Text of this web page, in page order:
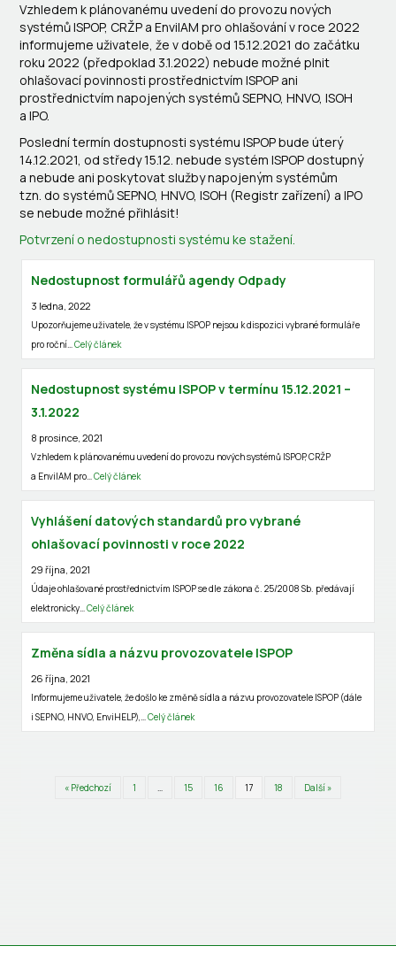
Vzhledem k plánovanému uvedení do provozu nových
systémů ISPOP, CRŽP a EnviIAM pro ohlašování v roce 2022
informujeme uživatele, že v době od 15.12.2021 do začátku
roku 2022 (předpoklad 3.1.2022) nebude možné plnit
ohlašovací povinnosti prostřednictvím ISPOP ani
prostřednictvím napojených systémů SEPNO, HNVO, ISOH
a IPO.
Poslední termín dostupnosti systému ISPOP bude úterý
14.12.2021, od středy 15.12. nebude systém ISPOP dostupný
a nebude ani poskytovat služby napojeným systémům
tzn. do systémů SEPNO, HNVO, ISOH (Registr zařízení) a IPO
se nebude možné přihlásit!
Potvrzení o nedostupnosti systému ke stažení.
Nedostupnost formulářů agendy Odpady
3 ledna, 2022
Upozorňujeme uživatele, že v systému ISPOP nejsou k dispozici vybrané formuláře
pro roční…Celý článek
Nedostupnost systému ISPOP v termínu 15.12.2021 –
3.1.2022
8 prosince, 2021
Vzhledem k plánovanému uvedení do provozu nových systémů ISPOP, CRŽP
a EnviIAM pro…Celý článek
Vyhlášení datových standardů pro vybrané
ohlašovací povinnosti v roce 2022
29 října, 2021
Údaje ohlašované prostřednictvím ISPOP se dle zákona č. 25/2008 Sb. předávají
elektronicky…Celý článek
Změna sídla a názvu provozovatele ISPOP
26 října, 2021
Informujeme uživatele, že došlo ke změně sídla a názvu provozovatele ISPOP (dále
i SEPNO, HNVO, EnviHELP),…Celý článek
« Předchozí 1 … 15 16 17 18 Další »